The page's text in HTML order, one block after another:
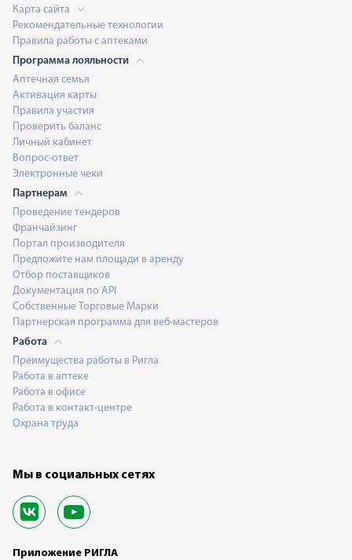
Карта сайта
Рекомендательные технологии
Правила работы с аптеками
Программа лояльности
Аптечная семья
Активация карты
Правила участия
Проверить баланс
Личный кабинет
Вопрос-ответ
Электронные чеки
Партнерам
Проведение тендеров
Франчайзинг
Портал производителя
Предложите нам площади в аренду
Отбор поставщиков
Документация по API
Собственные Торговые Марки
Партнерская программа для веб-мастеров
Работа
Преимущества работы в Ригла
Работа в аптеке
Работа в офисе
Работа в контакт-центре
Охрана труда
Мы в социальных сетях
Приложение РИГЛА